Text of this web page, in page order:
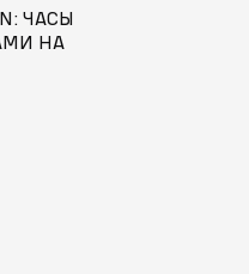
ЧАСЫ
НА